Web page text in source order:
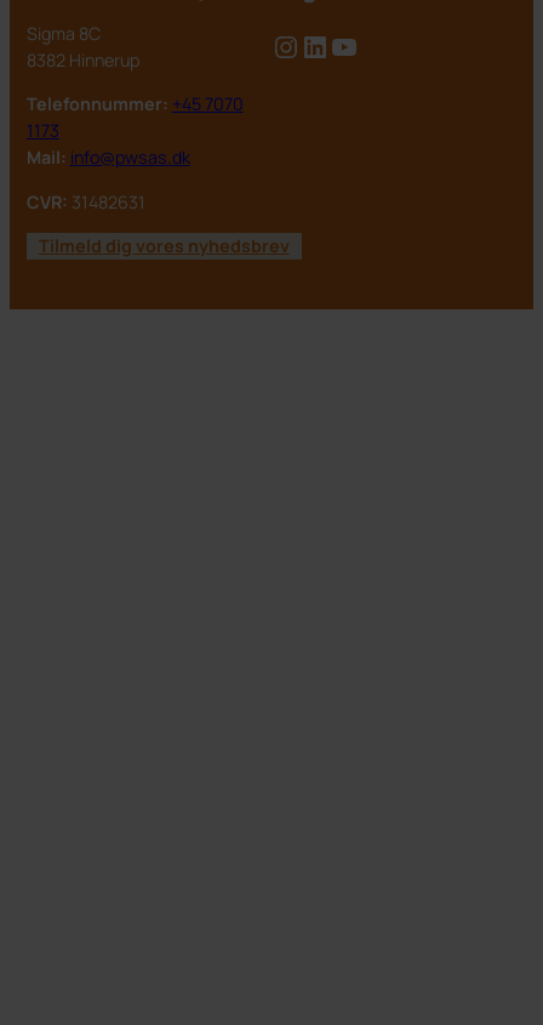
Sigma 8C
8382 Hinnerup
Telefonnummer: +45 7070
1173
Mail: info@pwsas.dk
CVR: 31482631
Instagram
LinkedIn
YouTube
Tilmeld dig vores nyhedsbrev